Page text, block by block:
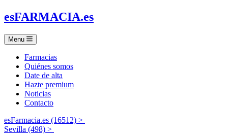
esFARMACIA.es
Menu
Farmacias
Quiénes somos
Date de alta
Hazte premium
Noticias
Contacto
esFarmacia.es (16512) >
Sevilla (498) >